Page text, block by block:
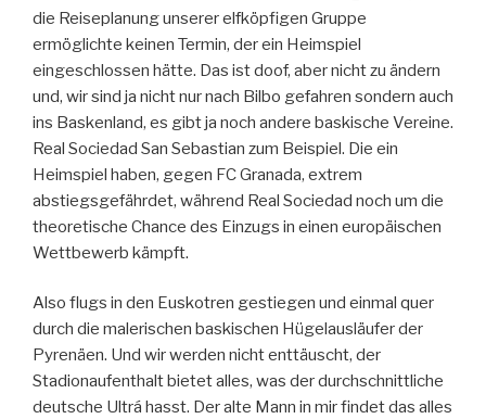
die Reiseplanung unserer elfköpfigen Gruppe
ermöglichte keinen Termin, der ein Heimspiel
eingeschlossen hätte. Das ist doof, aber nicht zu ändern
und, wir sind ja nicht nur nach Bilbo gefahren sondern auch
ins Baskenland, es gibt ja noch andere baskische Vereine.
Real Sociedad San Sebastian zum Beispiel. Die ein
Heimspiel haben, gegen FC Granada, extrem
abstiegsgefährdet, während Real Sociedad noch um die
theoretische Chance des Einzugs in einen europäischen
Wettbewerb kämpft.
Also flugs in den Euskotren gestiegen und einmal quer
durch die malerischen baskischen Hügelausläufer der
Pyrenäen. Und wir werden nicht enttäuscht, der
Stadionaufenthalt bietet alles, was der durchschnittliche
deutsche Ultrá hasst. Der alte Mann in mir findet das alles